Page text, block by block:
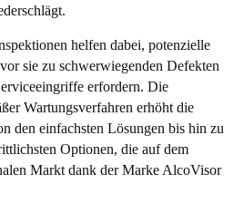
helfen dabei, potenzielle
sie zu schwerwiegenden Defekten
erfordern. Die
Wartungsverfahren erhöht die
den einfachsten Lösungen bis hin zu
Optionen, die auf dem
Markt dank der Marke AlcoVisor